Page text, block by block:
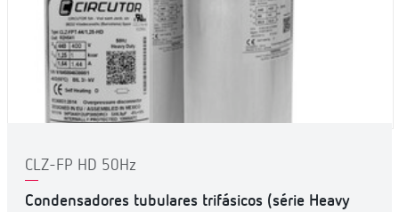
CLZ-FP HD 50Hz
Condensadores tubulares trifásicos (série Heavy